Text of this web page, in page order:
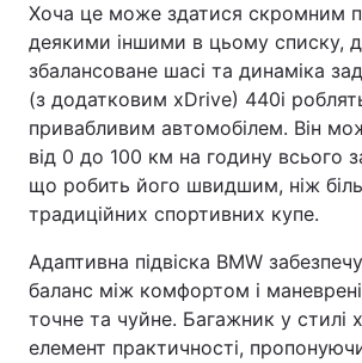
Хоча це може здатися скромним
деякими іншими в цьому списку,
збалансоване шасі та динаміка
(з додатковим xDrive) 440i
привабливим автомобілем. Він
від 0 до 100 км на годину всього
що робить його швидшим, ніж
традиційних спортивних купе.
Адаптивна підвіска BMW
баланс між комфортом і
точне та чуйне. Багажник у стилі
елемент практичності,